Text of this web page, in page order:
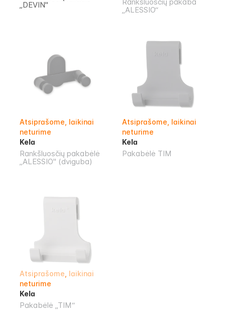
„DEVIN"
„ALESSIO“
Atsiprašome, laikinai
neturime
Kela
Rankšluosčių pakabėlė
„ALESSIO" (dviguba)
Atsiprašome, laikinai
neturime
Kela
Pakabėlė TIM
Atsiprašome, laikinai
neturime
Kela
Pakabėlė „TIM“